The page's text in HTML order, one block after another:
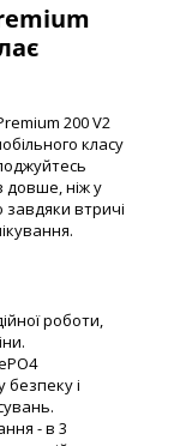
200 V2
класу
довше, ніж у
завдяки втричі
роботи,
і
- в 3